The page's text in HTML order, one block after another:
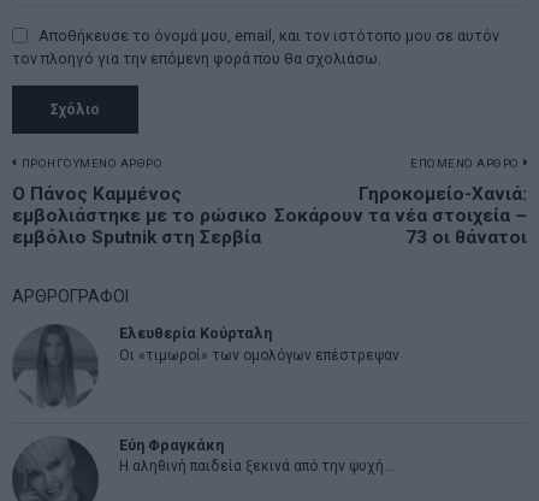
Αποθήκευσε το όνομά μου, email, και τον ιστότοπο μου σε αυτόν
τον πλοηγό για την επόμενη φορά που θα σχολιάσω.
Πλοήγηση
άρθρων
ΠΡΟΗΓΟΥΜΕΝΟ ΑΡΘΡΟ
Previous
post:
Ο Πάνος Καμμένος
εμβολιάστηκε με το ρώσικο
εμβόλιο Sputnik στη Σερβία
ΕΠΟΜΕΝΟ ΑΡΘΡΟ
Γηροκομείο-Χανιά:
Σοκάρουν τα νέα στοιχεία –
73 οι θάνατοι
ΑΡΘΡΟΓΡΑΦΟΙ
Ελευθερία Κούρταλη
Οι «τιμωροί» των ομολόγων επέστρεψαν
Εύη Φραγκάκη
Η αληθινή παιδεία ξεκινά από την ψυχή…